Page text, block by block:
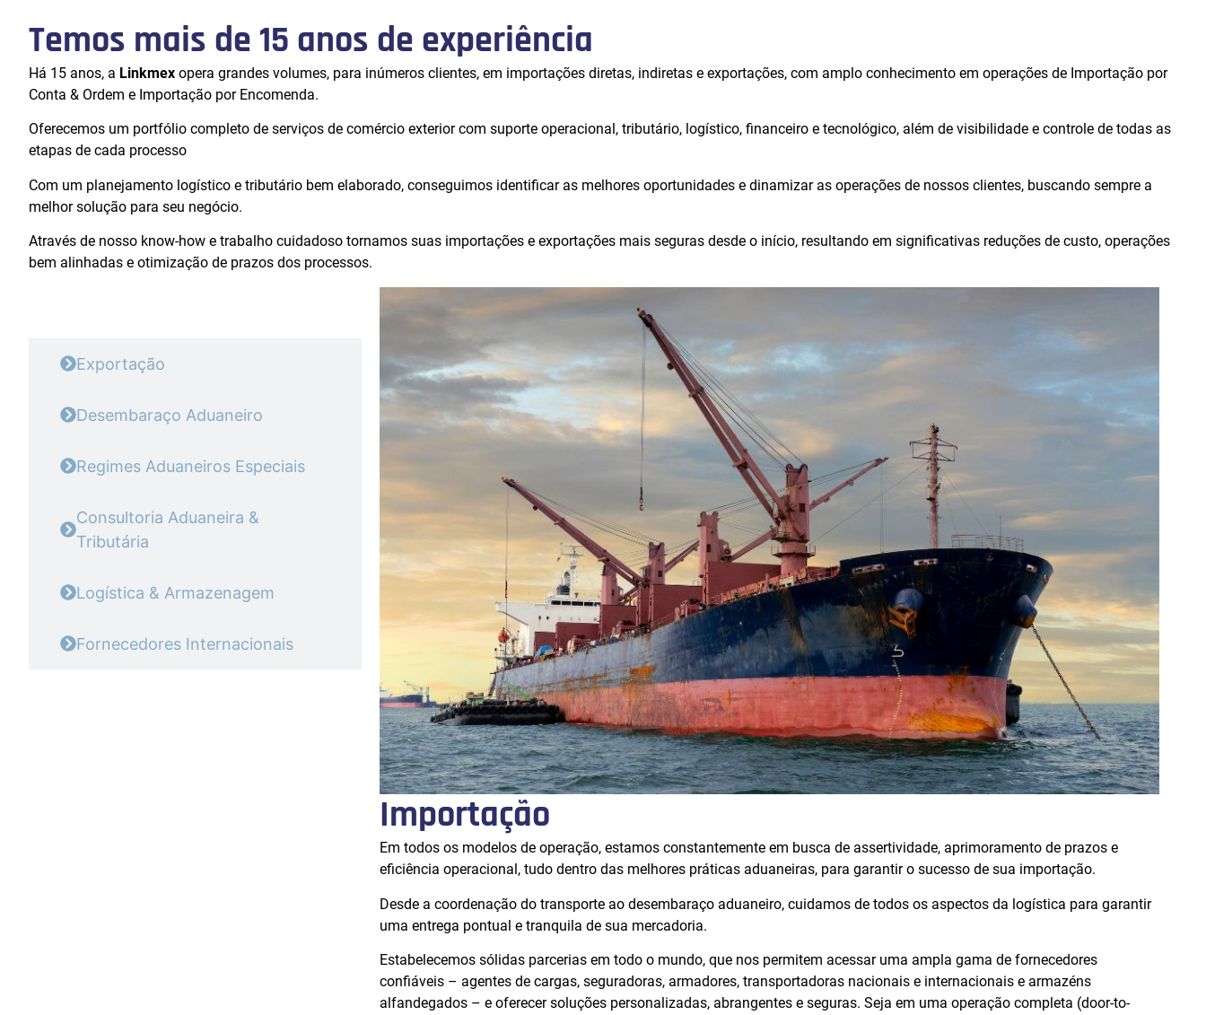
Temos mais de 15 anos de experiência
Há 15 anos, a Linkmex opera grandes volumes, para inúmeros clientes, em importações diretas, indiretas e exportações, com amplo conhecimento em operações de Importação por
Conta & Ordem e Importação por Encomenda.
Oferecemos um portfólio completo de serviços de comércio exterior com suporte operacional, tributário, logístico, financeiro e tecnológico, além de visibilidade e controle de todas as
etapas de cada processo
Com um planejamento logístico e tributário bem elaborado, conseguimos identificar as melhores oportunidades e dinamizar as operações de nossos clientes, buscando sempre a
melhor solução para seu negócio.
Através de nosso know-how e trabalho cuidadoso tornamos suas importações e exportações mais seguras desde o início, resultando em significativas reduções de custo, operações
bem alinhadas e otimização de prazos dos processos.
Exportação
Desembaraço Aduaneiro
Regimes Aduaneiros Especiais
Consultoria Aduaneira &
Tributária
Logística & Armazenagem
Fornecedores Internacionais
Importação
Em todos os modelos de operação, estamos constantemente em busca de assertividade, aprimoramento de prazos e
eficiência operacional, tudo dentro das melhores práticas aduaneiras, para garantir o sucesso de sua importação.
Desde a coordenação do transporte ao desembaraço aduaneiro, cuidamos de todos os aspectos da logística para garantir
uma entrega pontual e tranquila de sua mercadoria.
Estabelecemos sólidas parcerias em todo o mundo, que nos permitem acessar uma ampla gama de fornecedores
confiáveis – agentes de cargas, seguradoras, armadores, transportadoras nacionais e internacionais e armazéns
alfandegados – e oferecer soluções personalizadas, abrangentes e seguras. Seja em uma operação completa (door-to-